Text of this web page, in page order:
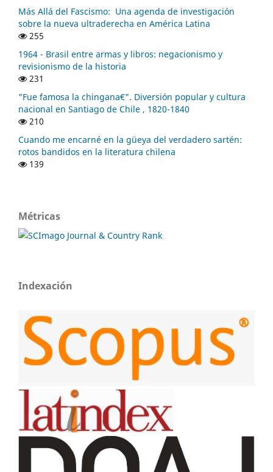
Más Allá del Fascismo: Una agenda de investigación
sobre la nueva ultraderecha en América Latina
255
1964 - Brasil entre armas y libros: negacionismo y
revisionismo de la historia
231
"Fue famosa la chingana€". Diversión popular y cultura
nacional en Santiago de Chile , 1820-1840
210
Cuando me encarné en la güeya del verdadero sartén:
rotos bandidos en la literatura chilena
139
Métricas
Indexación